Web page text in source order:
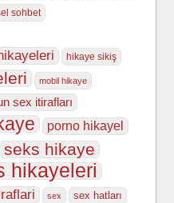
sohbet
hikaye sikiş
mobil hikaye
sex itirafları
porno hikayel
seks hikaye
hikayeleri
sex sex hatları